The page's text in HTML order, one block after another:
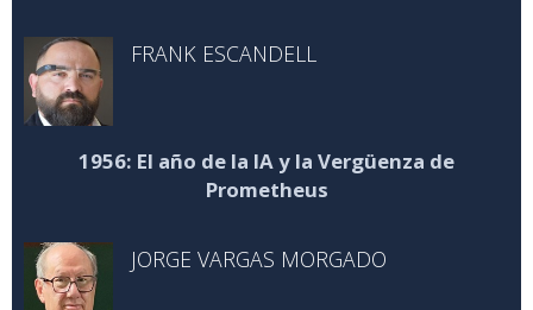
FRANK ESCANDELL
1956: El año de la IA y la Vergüenza de
Prometheus
JORGE VARGAS MORGADO